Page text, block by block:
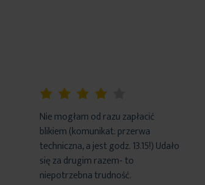
Nie mogłam od razu zapłacić
blikiem (komunikat: przerwa
techniczna, a jest godz. 13.15!) Udało
się za drugim razem- to
niepotrzebna trudność.